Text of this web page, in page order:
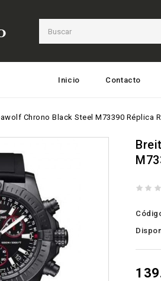
Inicio Contacto
Chrono Black Steel M73390 Réplica